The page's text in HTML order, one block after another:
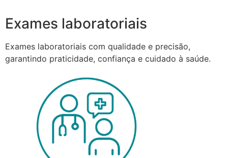
Exames laboratoriais
Exames laboratoriais com qualidade e precisão,
garantindo praticidade, confiança e cuidado à saúde.